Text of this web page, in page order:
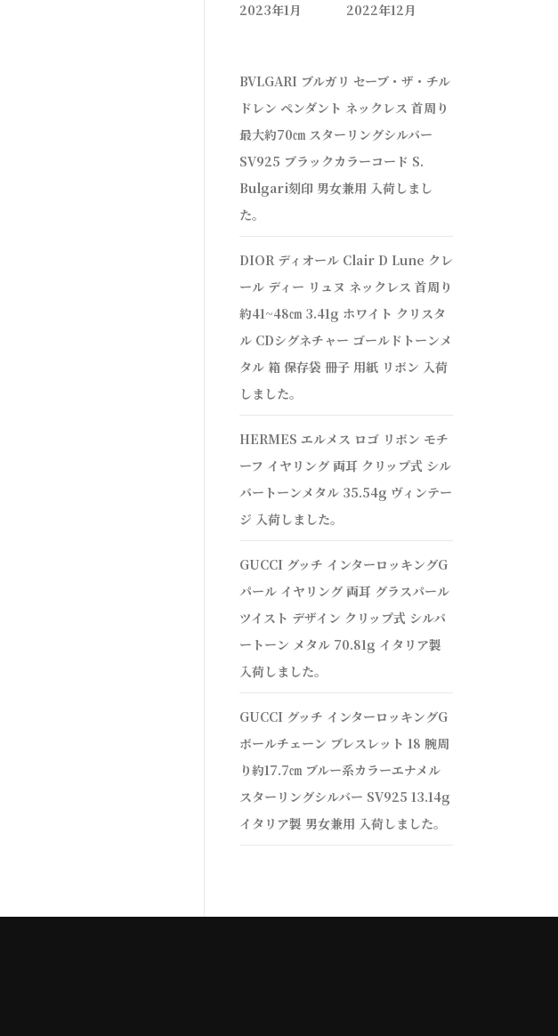
2023年1月
2022年12月
BVLGARI ブルガリ セーブ・ザ・チル
ドレン ペンダント ネックレス 首周り
最大約70㎝ スターリングシルバー
SV925 ブラックカラーコード S.
Bulgari刻印 男女兼用 入荷しまし
た。
DIOR ディオール Clair D Lune クレ
ール ディー リュヌ ネックレス 首周り
約41~48㎝ 3.41g ホワイト クリスタ
ル CDシグネチャー ゴールドトーンメ
タル 箱 保存袋 冊子 用紙 リボン 入荷
しました。
HERMES エルメス ロゴ リボン モチ
ーフ イヤリング 両耳 クリップ式 シル
バートーンメタル 35.54g ヴィンテー
ジ 入荷しました。
GUCCI グッチ インターロッキングG
パール イヤリング 両耳 グラスパール
ツイスト デザイン クリップ式 シルバ
ートーン メタル 70.81g イタリア製
入荷しました。
GUCCI グッチ インターロッキングG
ボールチェーン ブレスレット 18 腕周
り約17.7㎝ ブルー系カラーエナメル
スターリングシルバー SV925 13.14g
イタリア製 男女兼用 入荷しました。